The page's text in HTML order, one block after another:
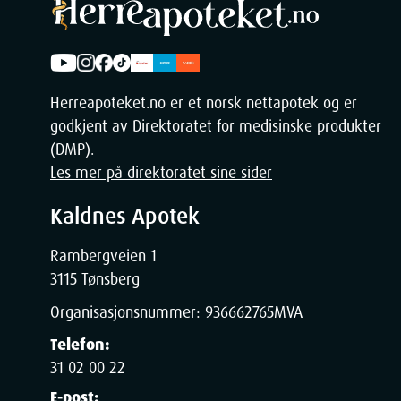
Width
Height
Herreapoteket.no er et norsk nettapotek og er
godkjent av Direktoratet for medisinske produkter
(DMP).
Les mer på direktoratet sine sider
Kaldnes Apotek
Rambergveien 1
3115 Tønsberg
Organisasjonsnummer: 936662765MVA
Telefon:
31 02 00 22